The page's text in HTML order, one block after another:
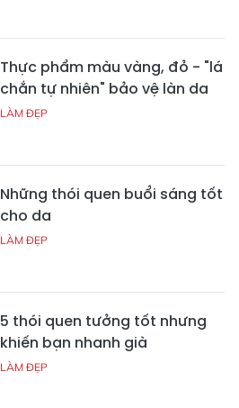
Thực phẩm màu vàng, đỏ - "lá
chắn tự nhiên" bảo vệ làn da
LÀM ĐẸP
Những thói quen buổi sáng tốt
cho da
LÀM ĐẸP
5 thói quen tưởng tốt nhưng
khiến bạn nhanh già
LÀM ĐẸP